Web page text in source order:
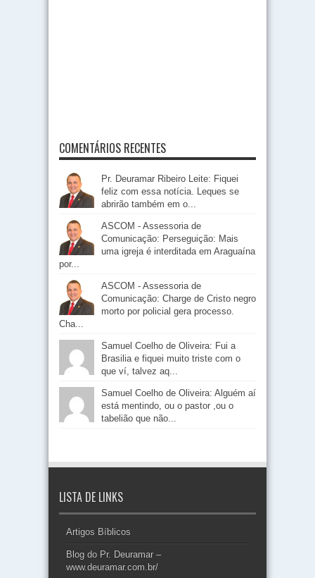
COMENTÁRIOS RECENTES
Pr. Deuramar Ribeiro Leite: Fiquei
feliz com essa notícia. Leques se
abrirão também em o...
ASCOM - Assessoria de
Comunicação: Perseguição: Mais
uma igreja é interditada em Araguaína
por...
ASCOM - Assessoria de
Comunicação: Charge de Cristo negro
morto por policial gera processo.
Cha...
Samuel Coelho de Oliveira: Fui a
Brasilia e fiquei muito triste com o
que ví, talvez aq...
Samuel Coelho de Oliveira: Alguém aí
está mentindo, ou o pastor ,ou o
tabelião que não...
LISTA DE LINKS
Artigos Bíblicos
Blog do Pr. Deuramar –
www.deuramar.com.br/